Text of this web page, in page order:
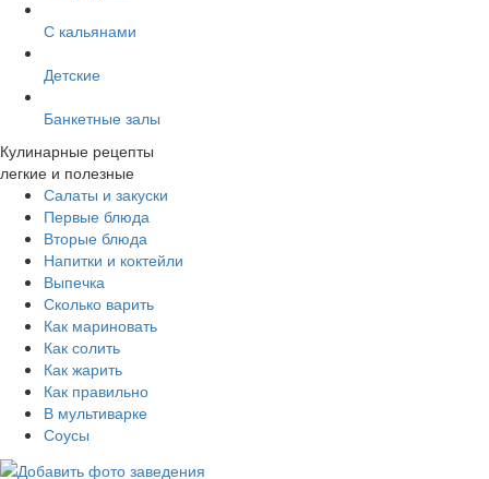
С кальянами
Детские
Банкетные залы
Кулинарные рецепты
легкие и полезные
Салаты и закуски
Первые блюда
Вторые блюда
Напитки и коктейли
Выпечка
Сколько варить
Как мариновать
Как солить
Как жарить
Как правильно
В мультиварке
Соусы